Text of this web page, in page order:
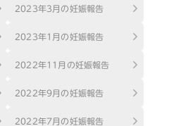
2023年3月の妊娠報告
2023年1月の妊娠報告
2022年11月の妊娠報告
2022年9月の妊娠報告
2022年7月の妊娠報告